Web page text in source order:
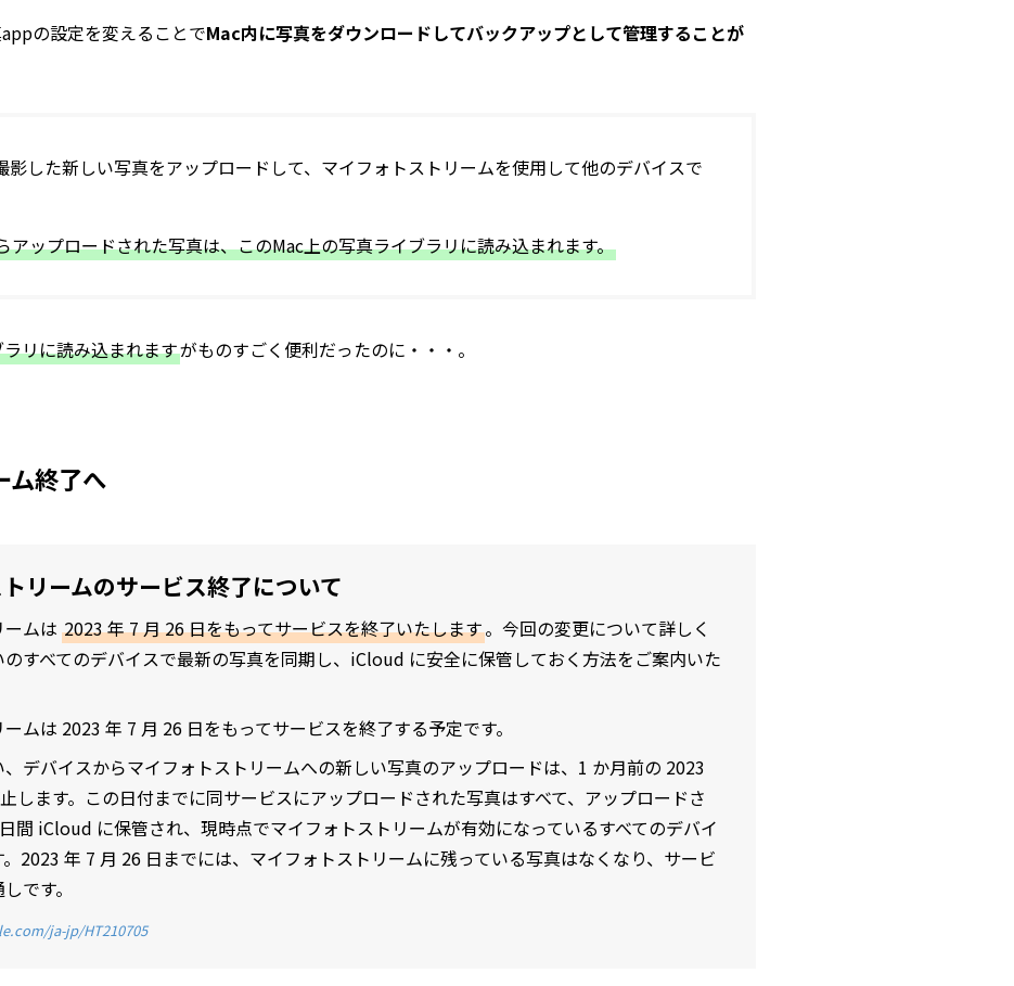
の設定を変えることでMac内に写真をダウンロードしてバックアップとして管理することが
影した新しい写真をアップロードして、マイフォトストリームを使用して他のデバイスで
アップロードされた写真は、このMac上の写真ライブラリに読み込まれます。
リに読み込まれますがものすごく便利だったのに・・・。
ム終了へ
リームのサービス終了について
ムは 2023 年 7 月 26 日をもってサービスを終了いたします。今回の変更について詳しく
すべてのデバイスで最新の写真を同期し、iCloud に安全に保管しておく方法をご案内いた
ムは 2023 年 7 月 26 日をもってサービスを終了する予定です。
デバイスからマイフォトストリームへの新しい写真のアップロードは、1 か月前の 2023
します。この日付までに同サービスにアップロードされた写真はすべて、アップロードさ
間 iCloud に保管され、現時点でマイフォトストリームが有効になっているすべてのデバイ
2023 年 7 月 26 日までには、マイフォトストリームに残っている写真はなくなり、サービ
です。
ja-jp/HT210705